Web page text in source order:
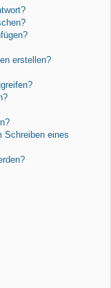
erstellen?
Schreiben eines